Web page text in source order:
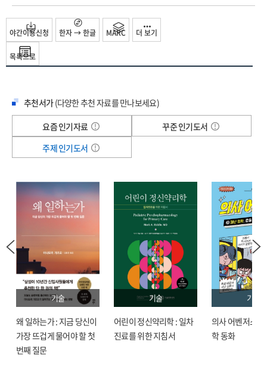
목록으로
야간이용신청 한자 → 한글 MARC 더 보기
추천서가(다양한 추천 자료를 만나보세요)
요즘 인기자료
꾸준 인기도서
주제 인기도서
기술
왜 일하는가 : 지금 당신이
가장 뜨겁게 물어야 할 첫
번째 질문
기술
어린이 정신약리학 : 일차
진료를 위한 지침서
기술
의사 어벤저스 :
학 동화